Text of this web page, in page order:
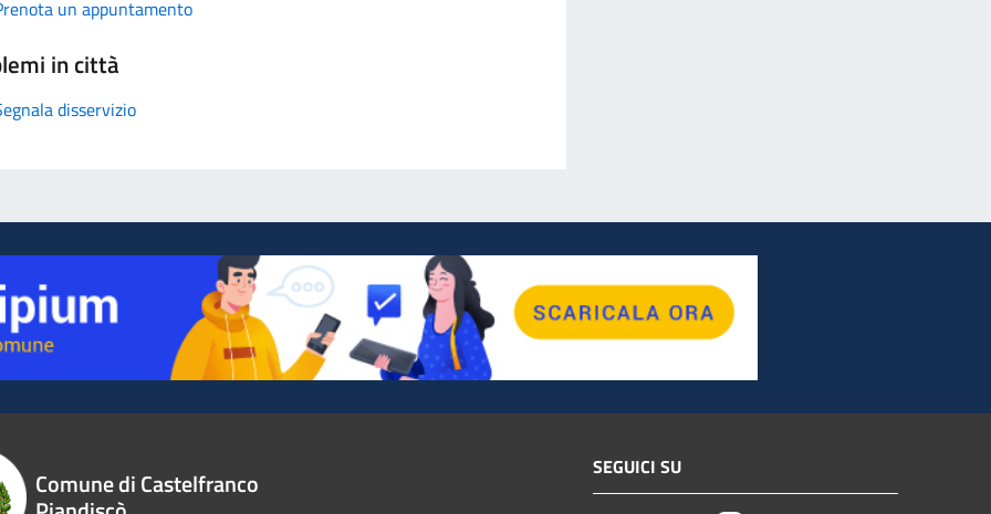
un appuntamento
in città
disservizio
Comune di Castelfranco SEGUICI SU